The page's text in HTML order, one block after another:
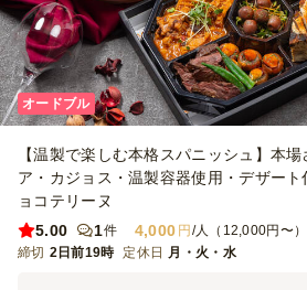
オードブル
【温製で楽しむ本格スパニッシュ】本
ア・カジョス・温製容器使用・デザー
ョコテリーヌ
5.00
1件 4,000 円/人（12,000円〜）
締切 2日前19時 定休日 月・火・水